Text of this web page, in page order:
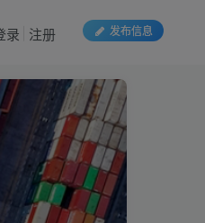
发布信息
录 注册